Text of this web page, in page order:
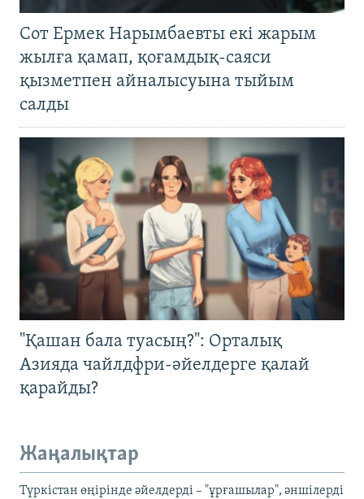
Сот Ермек Нарымбаевты екі жарым
жылға қамап, қоғамдық-саяси
қызметпен айналысуына тыйым
салды
"Қашан бала туасың?": Орталық
Азияда чайлдфри-әйелдерге қалай
қарайды?
Жаңалықтар
Түркістан өңірінде әйелдерді – "ұрғашылар", әншілерді